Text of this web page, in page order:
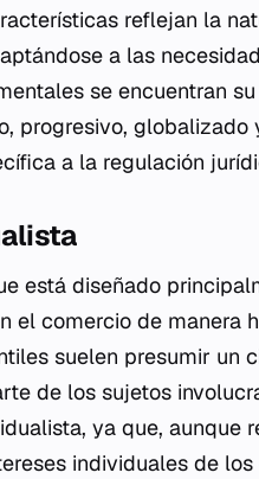
reflejan la
a las
se encuentran
progresivo, globalizado
a la regulación
está diseñado
el comercio de manera
suelen presumir un
de los sujetos
ya que, aunque
individuales de los